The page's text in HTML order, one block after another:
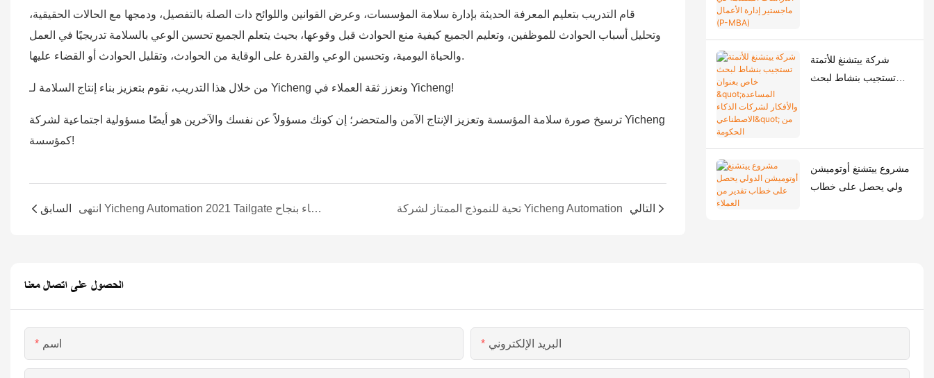
قام التدريب بتعليم المعرفة الحديثة بإدارة سلامة المؤسسات، وعرض القوانين واللوائح ذات الصلة بالتفصيل، ودمجها مع الحالات الحقيقية،
وتحليل أسباب الحوادث للموظفين، وتعليم الجميع كيفية منع الحوادث قبل وقوعها، بحيث يتعلم الجميع تحسين الوعي بالسلامة تدريجيًا في العمل
والحياة اليومية، وتحسين الوعي والقدرة على الوقاية من الحوادث، وتقليل الحوادث أو القضاء عليها.
من خلال هذا التدريب، نقوم بتعزيز بناء إنتاج السلامة لـ Yicheng ونعزز ثقة العملاء في Yicheng!
ترسيخ صورة سلامة المؤسسة وتعزيز الإنتاج الآمن والمتحضر؛ إن كونك مسؤولاً عن نفسك والآخرين هو أيضًا مسؤولية اجتماعية لشركة Yicheng
كمؤسسة!
السابق انتهى Yicheng Automation 2021 Tailgate وعشاء ربيع 2022 حول العشاء بنجاح تحية للنموذج الممتاز لشركة Yicheng Automation التالي
ماجستير إدارة الأعمال
شركة ييتشنغ للأتمتة
تستجيب بنشاط لبحث
مشروع ييتشنغ أوتوميشن
الدولي يحصل على خطاب
الحصول على اتصال معنا
اسم البريد الإلكتروني